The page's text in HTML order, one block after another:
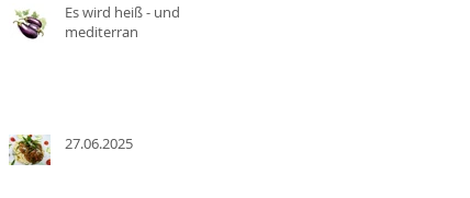
Es wird heiß - und
mediterran
27.06.2025